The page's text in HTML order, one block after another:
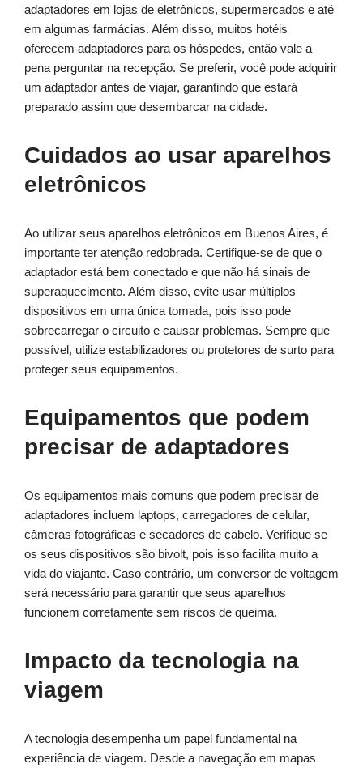
adaptadores em lojas de eletrônicos, supermercados e até
em algumas farmácias. Além disso, muitos hotéis
oferecem adaptadores para os hóspedes, então vale a
pena perguntar na recepção. Se preferir, você pode adquirir
um adaptador antes de viajar, garantindo que estará
preparado assim que desembarcar na cidade.
Cuidados ao usar aparelhos
eletrônicos
Ao utilizar seus aparelhos eletrônicos em Buenos Aires, é
importante ter atenção redobrada. Certifique-se de que o
adaptador está bem conectado e que não há sinais de
superaquecimento. Além disso, evite usar múltiplos
dispositivos em uma única tomada, pois isso pode
sobrecarregar o circuito e causar problemas. Sempre que
possível, utilize estabilizadores ou protetores de surto para
proteger seus equipamentos.
Equipamentos que podem
precisar de adaptadores
Os equipamentos mais comuns que podem precisar de
adaptadores incluem laptops, carregadores de celular,
câmeras fotográficas e secadores de cabelo. Verifique se
os seus dispositivos são bivolt, pois isso facilita muito a
vida do viajante. Caso contrário, um conversor de voltagem
será necessário para garantir que seus aparelhos
funcionem corretamente sem riscos de queima.
Impacto da tecnologia na
viagem
A tecnologia desempenha um papel fundamental na
experiência de viagem. Desde a navegação em mapas